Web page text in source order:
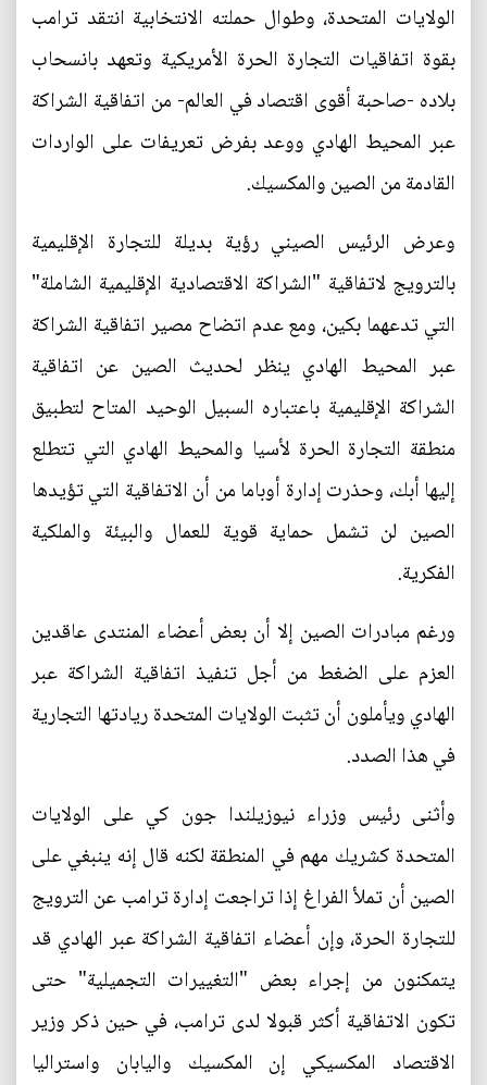
الولايات المتحدة، وطوال حملته الانتخابية انتقد ترامب
بقوة اتفاقيات التجارة الحرة الأمريكية وتعهد بانسحاب
بلاده -صاحبة أقوى اقتصاد في العالم- من اتفاقية الشراكة
عبر المحيط الهادي ووعد بفرض تعريفات على الواردات
القادمة من الصين والمكسيك.
وعرض الرئيس الصيني رؤية بديلة للتجارة الإقليمية
بالترويج لاتفاقية "الشراكة الاقتصادية الإقليمية الشاملة"
التي تدعهما بكين، ومع عدم اتضاح مصير اتفاقية الشراكة
عبر المحيط الهادي ينظر لحديث الصين عن اتفاقية
الشراكة الإقليمية باعتباره السبيل الوحيد المتاح لتطبيق
منطقة التجارة الحرة لأسيا والمحيط الهادي التي تتطلع
إليها أبك، وحذرت إدارة أوباما من أن الاتفاقية التي تؤيدها
الصين لن تشمل حماية قوية للعمال والبيئة والملكية
الفكرية.
ورغم مبادرات الصين إلا أن بعض أعضاء المنتدى عاقدين
العزم على الضغط من أجل تنفيذ اتفاقية الشراكة عبر
الهادي ويأملون أن تثبت الولايات المتحدة ريادتها التجارية
في هذا الصدد.
وأثنى رئيس وزراء نيوزيلندا جون كي على الولايات
المتحدة كشريك مهم في المنطقة لكنه قال إنه ينبغي على
الصين أن تملأ الفراغ إذا تراجعت إدارة ترامب عن الترويج
للتجارة الحرة، وإن أعضاء اتفاقية الشراكة عبر الهادي قد
يتمكنون من إجراء بعض "التغييرات التجميلية" حتى
تكون الاتفاقية أكثر قبولا لدى ترامب، في حين ذكر وزير
الاقتصاد المكسيكي إن المكسيك واليابان واستراليا